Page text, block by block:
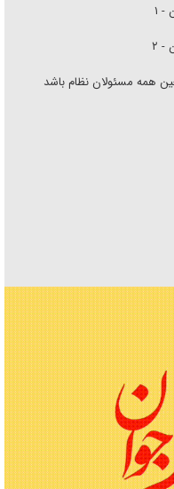
۱
۲
همه مسئولان نظام باشد